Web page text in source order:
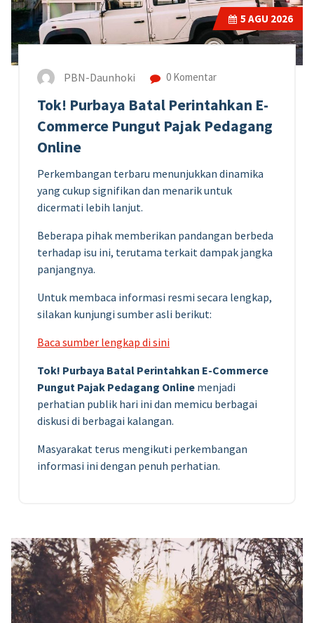
5 AGU 2026
PBN-Daunhoki 0 Komentar
Tok! Purbaya Batal Perintahkan E-
Commerce Pungut Pajak Pedagang
Online
Perkembangan terbaru menunjukkan dinamika
yang cukup signifikan dan menarik untuk
dicermati lebih lanjut.
Beberapa pihak memberikan pandangan berbeda
terhadap isu ini, terutama terkait dampak jangka
panjangnya.
Untuk membaca informasi resmi secara lengkap,
silakan kunjungi sumber asli berikut:
Baca sumber lengkap di sini
Tok! Purbaya Batal Perintahkan E-Commerce
Pungut Pajak Pedagang Online menjadi
perhatian publik hari ini dan memicu berbagai
diskusi di berbagai kalangan.
Masyarakat terus mengikuti perkembangan
informasi ini dengan penuh perhatian.